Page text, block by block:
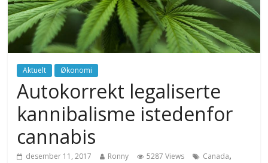
Aktuelt Økonomi
Autokorrekt legaliserte
kannibalisme istedenfor
cannabis
desember 11, 2017 Ronny 5287 Views Canada,